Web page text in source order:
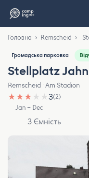
Головна › Remscheid ›
Громадська парковка
Stellplatz
Remscheid · Am Stadion
★ ★ ★ ★ ★3(2)
Jan – Dec
3 Ємність